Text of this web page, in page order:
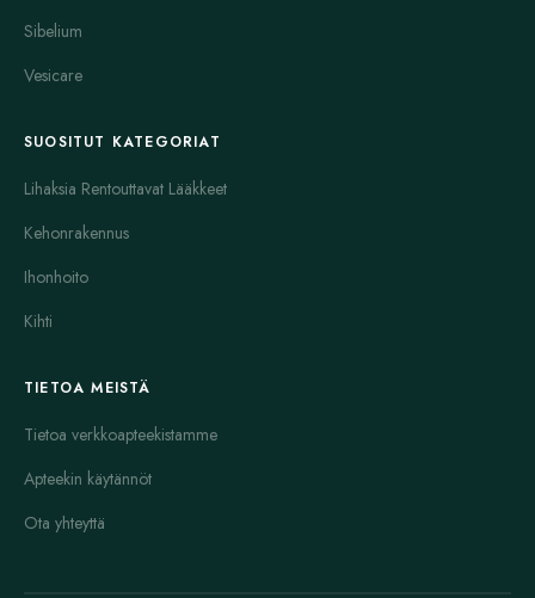
Sibelium
Vesicare
SUOSITUT KATEGORIAT
Lihaksia Rentouttavat Lääkkeet
Kehonrakennus
Ihonhoito
Kihti
TIETOA MEISTÄ
Tietoa verkkoapteekistamme
Apteekin käytännöt
Ota yhteyttä